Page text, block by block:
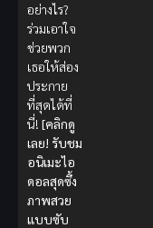
อย่างไร?
ร่วมเอาใจ
ช่วยพวก
เธอให้ส่อง
ประกาย
ที่สุดได้ที่
นี่! [คลิกดู
เลย! รับชม
อนิเมะไอ
ดอลสุดซึ้ง
ภาพสวย
แบบซับ